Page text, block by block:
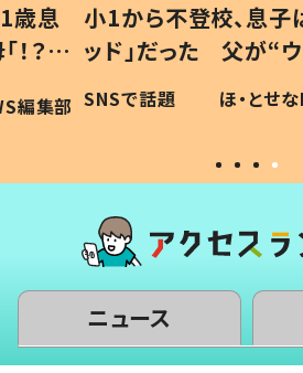
歳息
？」
編集部
小1から不登校、息子
ッド」だった 父が“
作り続ける理由とは
#令和の子
SNSで話題 ほ・とせ
ニュース